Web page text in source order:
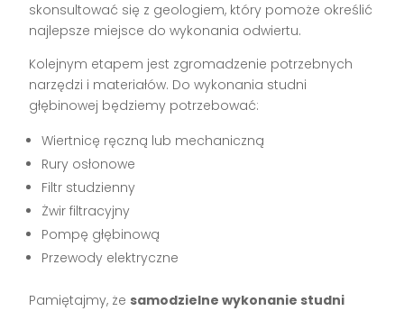
skonsultować się z geologiem, który pomoże określić
najlepsze miejsce do wykonania odwiertu.
Kolejnym etapem jest zgromadzenie potrzebnych
narzędzi i materiałów. Do wykonania studni
głębinowej będziemy potrzebować:
Wiertnicę ręczną lub mechaniczną
Rury osłonowe
Filtr studzienny
Żwir filtracyjny
Pompę głębinową
Przewody elektryczne
Pamiętajmy, że samodzielne wykonanie studni